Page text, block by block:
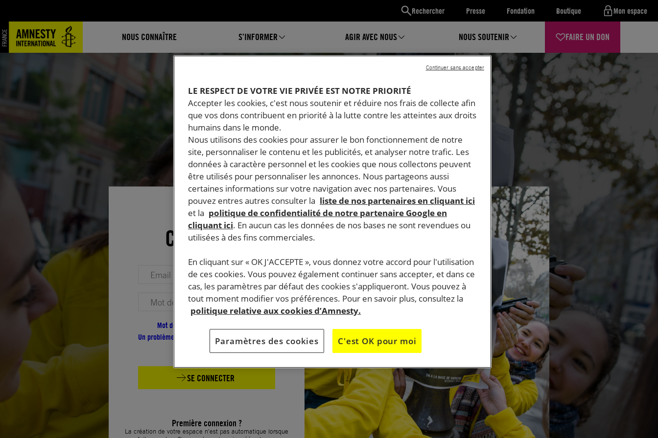
Rechercher Presse Fondation Boutique Mon espace
NOUS CONNAÎTRE S’INFORMER AGIR AVEC NOUS NOUS SOUTENIR FAIRE UN DON
Mon espace
Connexion
Votre adresse email (obligatoire)
Votre mot de passe (obligatoire)
Mot de passe oublié ?
Un problème de connexion ?
SE CONNECTER
Première connexion ?
La création de votre espace n’est pas automatique lorsque
LE RESPECT DE VOTRE VIE PRIVÉE EST NOTRE PRIORITÉ
Accepter les cookies, c'est nous soutenir et réduire nos frais de collecte afin
que vos dons contribuent en priorité à la lutte contre les atteintes aux droits
humains dans le monde.
Nous utilisons des cookies pour assurer le bon fonctionnement de notre
site, personnaliser le contenu et les publicités, et analyser notre trafic. Les
données à caractère personnel et les cookies que nous collectons peuvent
être utilisés pour personnaliser les annonces. Nous partageons aussi
certaines informations sur votre navigation avec nos partenaires. Vous
pouvez entres autres consulter la liste de nos partenaires en cliquant ici
et la politique de confidentialité de notre partenaire Google en
cliquant ici. En aucun cas les données de nos bases ne sont revendues ou
utilisées à des fins commerciales.
En cliquant sur « OK J'ACCEPTE », vous donnez votre accord pour l'utilisation
de ces cookies. Vous pouvez également continuer sans accepter, et dans ce
cas, les paramètres par défaut des cookies s'appliqueront. Vous pouvez à
tout moment modifier vos préférences. Pour en savoir plus, consultez la
politique relative aux cookies d’Amnesty.
Paramètres des cookies C'est OK pour moi
Continuer sans accepter